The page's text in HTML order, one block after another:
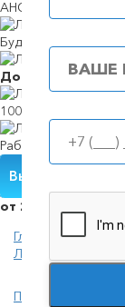
АНОНИМНО И ПО
Будем в течение
Доступныецены
100%
Работаем
Вызвать
от 2000 руб./сутки
Главная
Лечение
Принудительное